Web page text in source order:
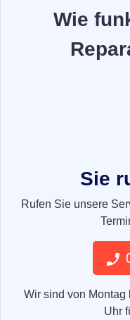
Wie
Sie
Rufen Sie unsere
Wir sind von Montag
Uhr